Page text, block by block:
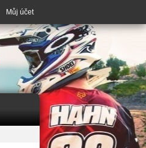
Můj účet